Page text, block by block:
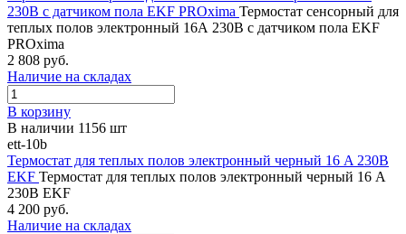
230В с датчиком пола EKF PROxima Термостат сенсорный для
теплых полов электронный 16А 230В с датчиком пола EKF
PROxima
2 808 руб.
Наличие на складах
В корзину
В наличии 1156 шт
ett-10b
Термостат для теплых полов электронный черный 16 A 230В
EKF Термостат для теплых полов электронный черный 16 A
230В EKF
4 200 руб.
Наличие на складах